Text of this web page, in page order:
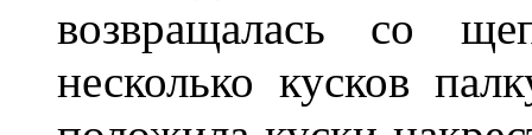
возвращалась со
несколько кусков